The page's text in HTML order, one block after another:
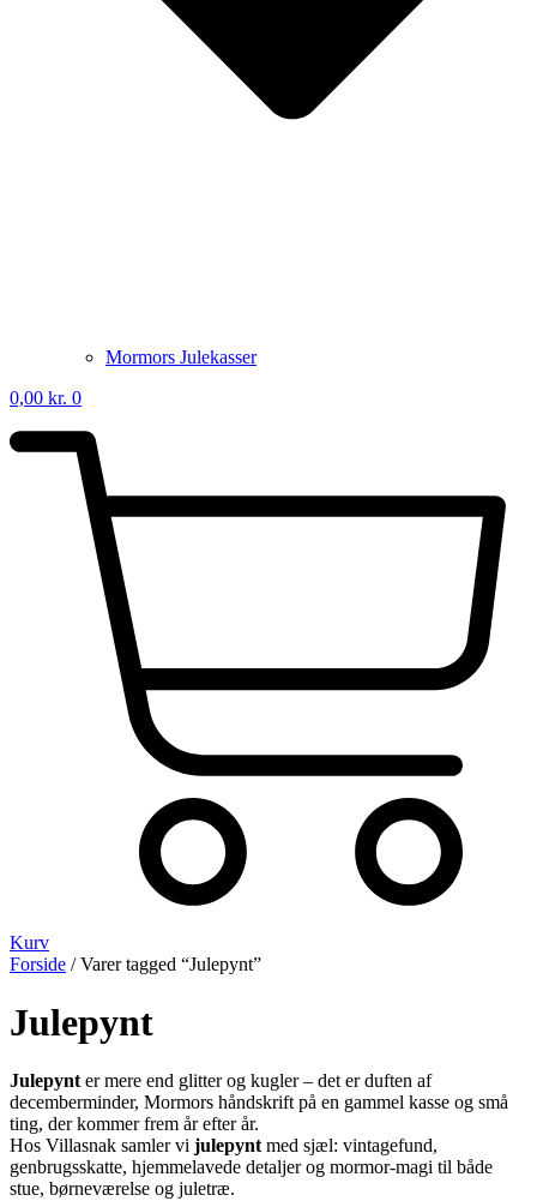
Mormors Julekasser
0,00 kr. 0
Kurv
Forside / Varer tagged “Julepynt”
Julepynt
Julepynter mere end glitter og kugler – det er duften af
decemberminder, Mormors håndskrift på en gammel kasse og små
ting, der kommer frem år efter år.
Hos Villasnak samler vi julepyntmed sjæl: vintagefund,
genbrugsskatte, hjemmelavede detaljer og mormor-magi til både
stue, børneværelse og juletræ.